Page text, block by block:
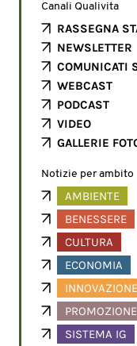
Canali Qualivita
RASSEGNA
NEWSLETTER
COMUNICATI
WEBCAST
PODCAST
VIDEO
GALLERIE
Notizie per ambito
AMBIENTE
BENESSERE
CULTURA
ECONOMIA
INNOVAZIONE
PROMOZIONE
SISTEMA IG